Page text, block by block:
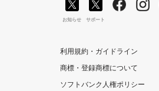
お知らせ サポート
利用規約・ガイドライン
商標・登録商標について
ソフトバンク人権ポリシー